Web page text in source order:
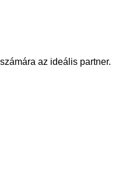
az ideális partner.